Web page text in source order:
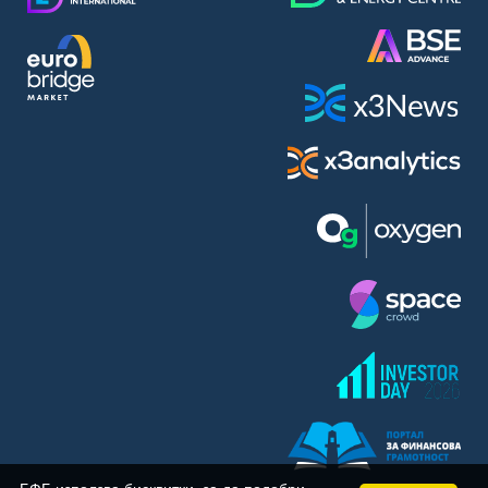
BASF SE (BAS)
Bayer AG (BAYN)
Bayerische Motoren Werke AG (BMW)
BE Semiconductor Industries N.V. (BSI)
Capital One Financial Corp. (CFX)